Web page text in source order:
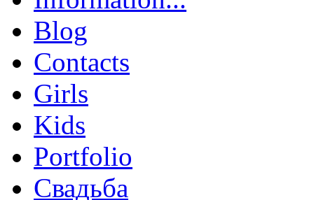
Blog
Contacts
Girls
Kids
Portfolio
Свадьба